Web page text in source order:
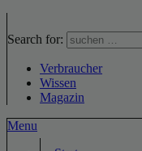
Search for:
Verbraucher
Wissen
Magazin
Menu